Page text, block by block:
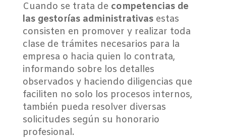
Cuando se trata de competencias de
las gestorías administrativasestas
consisten en promover y realizar toda
clase de trámites necesarios para la
empresa o hacia quien lo contrata,
informando sobre los detalles
observados y haciendo diligencias que
faciliten no solo los procesos internos,
también pueda resolver diversas
solicitudes según su honorario
profesional.